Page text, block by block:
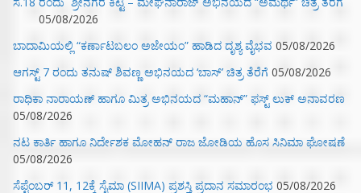
05/08/2026
ಬಾದಾಮಿಯಲ್ಲಿ “ಕರ್ಣಾಟಬಲಂ ಅಜೇಯಂ” ಹಾಡಿದ ದೃಶ್ಯ ವೈಭವ 05/08/2026
ಆಗಸ್ಟ್ 7 ರಂದು ತನುಷ್ ಶಿವಣ್ಣ ಅಭಿನಯದ ‘ಬಾಸ್’ ಚಿತ್ರ ತೆರೆಗೆ 05/08/2026
ರಾಧಿಕಾ ನಾರಾಯಣ್ ಹಾಗೂ ಮಿತ್ರ ಅಭಿನಯದ “ಮಹಾನ್” ಫಸ್ಟ್ ಲುಕ್ ಅನಾವರಣ
05/08/2026
ನಟ ಕಾರ್ತಿ ಹಾಗೂ ನಿರ್ದೇಶಕ ಮೋಹನ್ ರಾಜ ಜೋಡಿಯ ಹೊಸ ಸಿನಿಮಾ ಘೋಷಣೆ
05/08/2026
ಸೆಪ್ಟೆಂಬರ್ 11, 12ಕ್ಕೆ ಸೈಮಾ (SIIMA) ಪ್ರಶಸ್ತಿ ಪ್ರದಾನ ಸಮಾರಂಭ 05/08/2026